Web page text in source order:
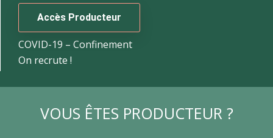
Accès Producteur
COVID-19 – Confinement
On recrute !
VOUS ÊTES PRODUCTEUR ?